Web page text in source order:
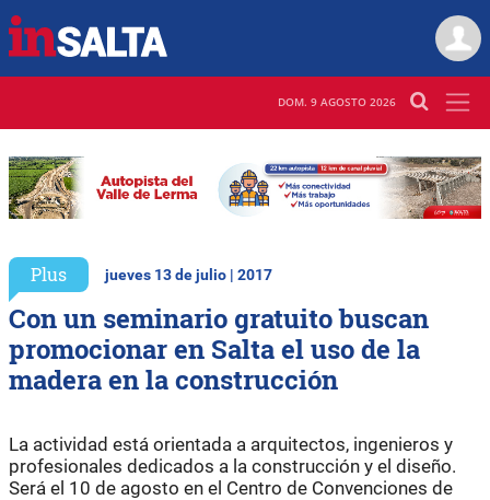
DOM. 9 AGOSTO 2026
Plus jueves 13 de julio | 2017
Con un seminario gratuito buscan
promocionar en Salta el uso de la
madera en la construcción
La actividad está orientada a arquitectos, ingenieros y
profesionales dedicados a la construcción y el diseño.
Será el 10 de agosto en el Centro de Convenciones de